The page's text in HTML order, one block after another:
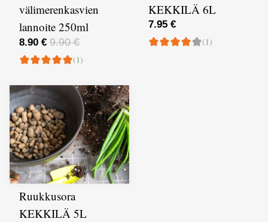
välimerenkasvien
lannoite 250ml
8.90 € 9.90 €
(1)
KEKKILÄ 6L
7.95 €
(1)
Ruukkusora
KEKKILÄ 5L